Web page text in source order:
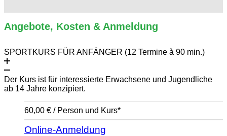
Angebote, Kosten & Anmeldung
SPORTKURS FÜR ANFÄNGER (12 Termine à 90 min.)
Der Kurs ist für interessierte Erwachsene und Jugendliche
ab 14 Jahre konzipiert.
60,00 € / Person und Kurs*
Online-Anmeldung